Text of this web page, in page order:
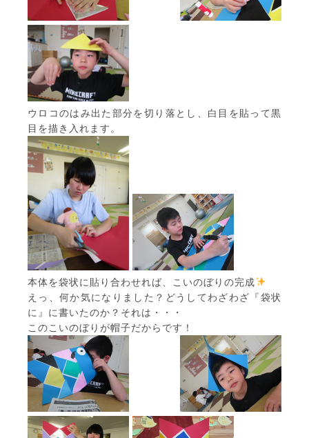
ウロコのはみ出た部分を切り落とし、白目を貼って黒
目を描き入れます。
本体を袋状に貼り合わせれば、こいのぼりの完成
えっ、何か気になりました？どうしてわざわざ『袋状
に』に書いたのか？それは・・・
このこいのぼりが帽子だからです！